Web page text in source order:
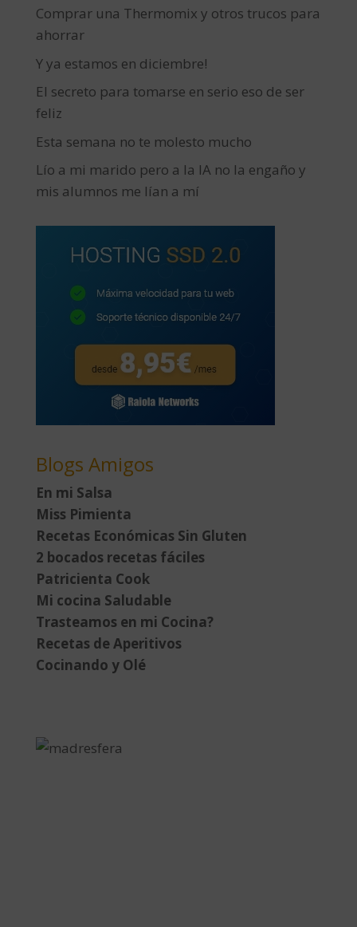
Comprar una Thermomix y otros trucos para
ahorrar
Y ya estamos en diciembre!
El secreto para tomarse en serio eso de ser
feliz
Esta semana no te molesto mucho
Lío a mi marido pero a la IA no la engaño y
mis alumnos me lían a mí
Blogs Amigos
En mi Salsa
Miss Pimienta
Recetas Económicas Sin Gluten
2 bocados recetas fáciles
Patricienta Cook
Mi cocina Saludable
Trasteamos en mi Cocina?
Recetas de Aperitivos
Cocinando y Olé